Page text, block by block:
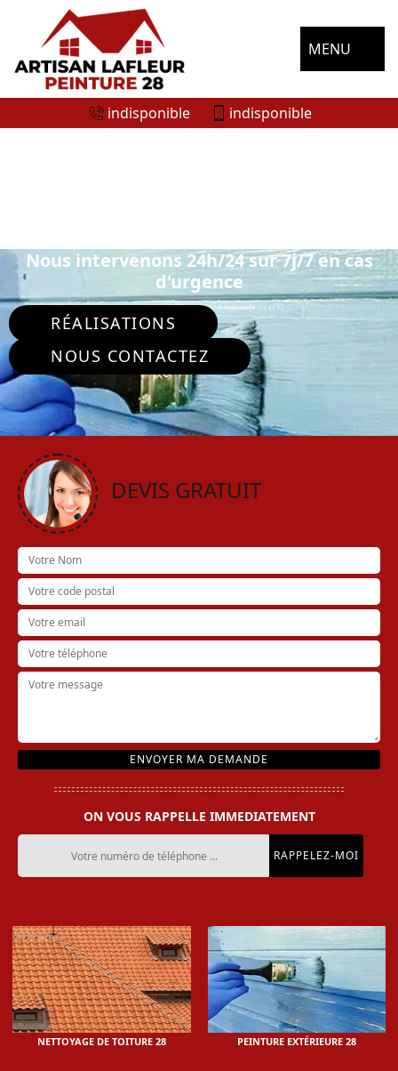
MENU
indisponible indisponible
Nous intervenons 24h/24 sur 7j/7 en cas
d'urgence
RÉALISATIONS
NOUS CONTACTEZ
DEVIS GRATUIT
ON VOUS RAPPELLE IMMEDIATEMENT
NETTOYAGE DE TOITURE 28 PEINTURE EXTÉRIEURE 28